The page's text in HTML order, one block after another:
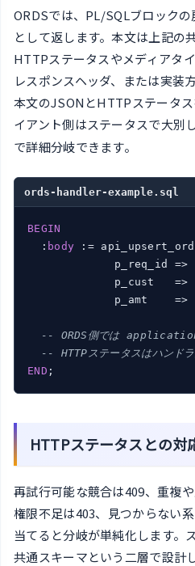
ORDSでは、PL/SQLブロック
として返します。本文は上記の
HTTPステータスやメディアタ
レスポンスヘッダ、または実装
本文のJSONとHTTPステータ
イアント側はステータスで大別し
で詳細分岐できます。
ords-handler-example.sql
BEGIN
  :
body :=
p_req_id =>
p_cust   =>
p_amt    =>
-- ORDS側では
-- HTTPステータスはハンド
END ;
HTTPステータスとの対
再試行可能な競合は409、重複
権限不足は403、見つからない
当てると分岐が単純化します。
共通スキーマという二層で設計